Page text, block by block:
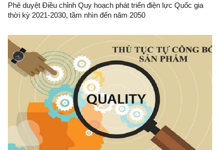
Phê duyệt Điều chỉnh Quy hoạch phát triển điện lực Quốc gia
thời kỳ 2021-2030, tầm nhìn đến năm 2050